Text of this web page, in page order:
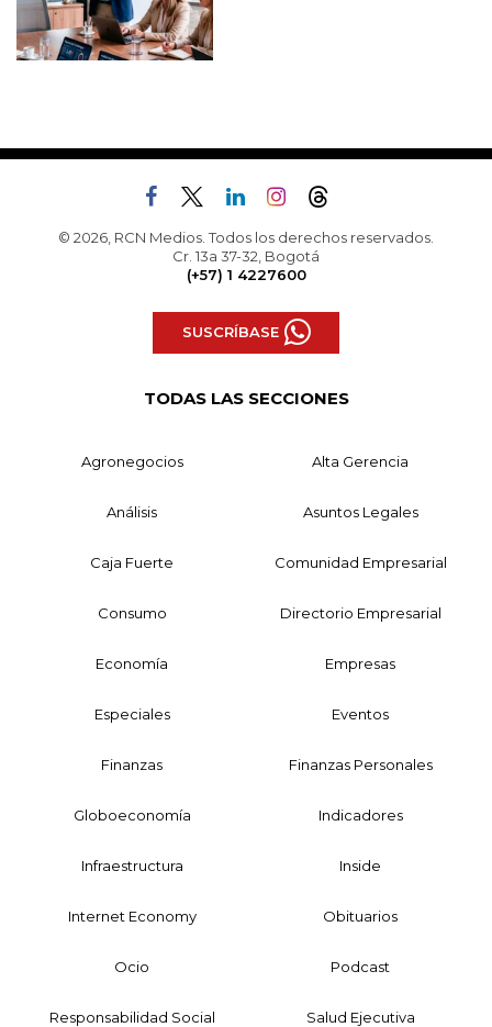
© 2026, RCN Medios. Todos los derechos reservados.
Cr. 13a 37-32, Bogotá
(+57) 1 4227600
SUSCRÍBASE
TODAS LAS SECCIONES
Agronegocios Alta Gerencia
Análisis Asuntos Legales
Caja Fuerte Comunidad Empresarial
Consumo Directorio Empresarial
Economía Empresas
Especiales Eventos
Finanzas Finanzas Personales
Globoeconomía Indicadores
Infraestructura Inside
Internet Economy Obituarios
Ocio Podcast
Responsabilidad Social Salud Ejecutiva